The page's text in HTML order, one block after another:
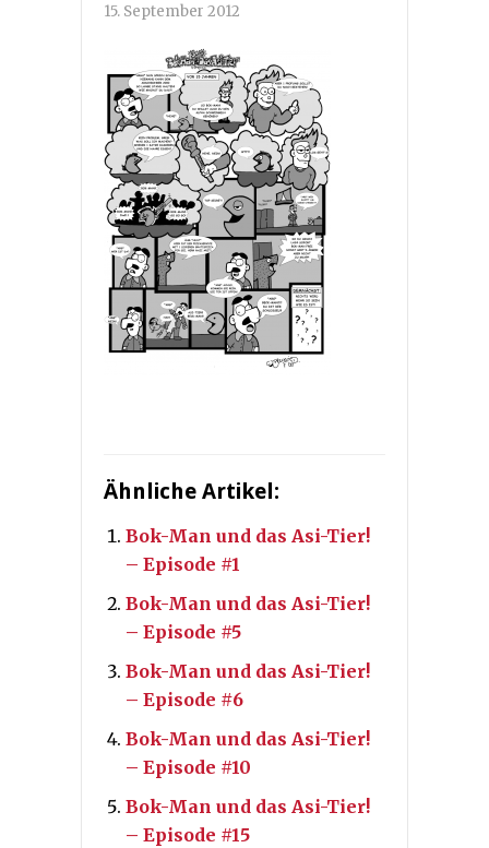
15. September 2012
Ähnliche Artikel:
Bok-Man und das Asi-Tier!
– Episode #1
Bok-Man und das Asi-Tier!
– Episode #5
Bok-Man und das Asi-Tier!
– Episode #6
Bok-Man und das Asi-Tier!
– Episode #10
Bok-Man und das Asi-Tier!
– Episode #15